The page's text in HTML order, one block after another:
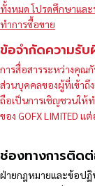
ทั้งหมด โปรดศึกษาและ
ทำการซื้อขาย
ข้อจำกัดความรั
การสื่อสารระหว่างคุณ
ส่วนบุคคลของผู้ที่เข้าถึ
ถือเป็นการเชิญชวนให้
ของ GOFX LIMITED แต่
ช่องทางการติดต่
ฝ่ายกฎหมายและข้อปฏิ